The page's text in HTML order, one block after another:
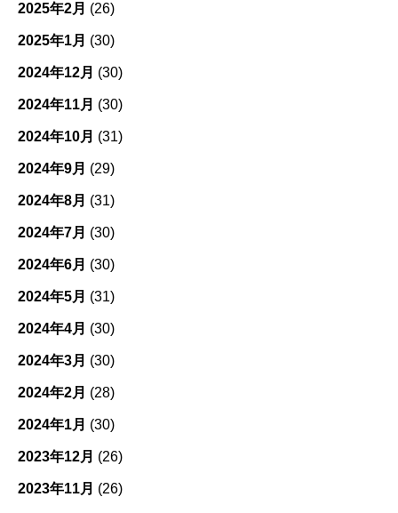
2025年2月 (26)
2025年1月 (30)
2024年12月 (30)
2024年11月 (30)
2024年10月 (31)
2024年9月 (29)
2024年8月 (31)
2024年7月 (30)
2024年6月 (30)
2024年5月 (31)
2024年4月 (30)
2024年3月 (30)
2024年2月 (28)
2024年1月 (30)
2023年12月 (26)
2023年11月 (26)